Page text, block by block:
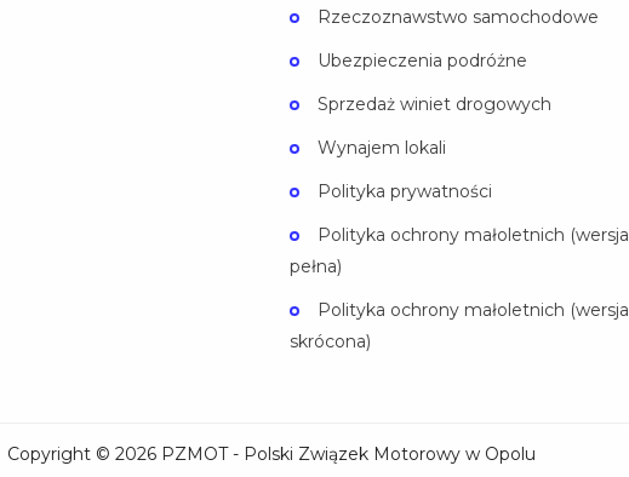
Rzeczoznawstwo samochodowe
Ubezpieczenia podróżne
Sprzedaż winiet drogowych
Wynajem lokali
Polityka prywatności
Polityka ochrony małoletnich (wersja
pełna)
Polityka ochrony małoletnich (wersja
skrócona)
Copyright © 2026 PZMOT - Polski Związek Motorowy w Opolu